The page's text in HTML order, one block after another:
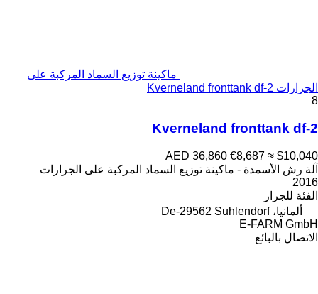
ماكينة توزيع السماد المركبة على
الجرارات Kverneland fronttank df-2
8
Kverneland fronttank df-2
AED 36,860 €8,687 ≈ $10,040
آلة رش الأسمدة - ماكينة توزيع السماد المركبة على الجرارات
2016
الفئة للجرار
ألمانيا، De-29562 Suhlendorf
E-FARM GmbH
الاتصال بالبائع